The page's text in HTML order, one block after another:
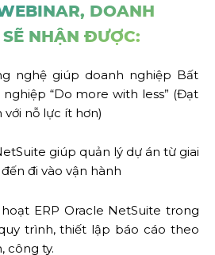
ERP Oracle NetSuite trong
trình, thiết lập báo cáo theo
công ty.
DOANH
SẼ NHẬN ĐƯỢC:
giúp quản lý dự án từ giai
đi vào vận hành
nghệ giúp doanh nghiệp Bất
“Do more with less” (Đạt
nỗ lực ít hơn)